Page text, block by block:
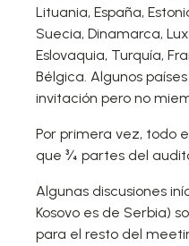
Lituania, España,
Suecia, Dinamarca,
Eslovaquia, Turquía,
Bélgica. Algunos
invitación pero no
Por primera vez, todo
que ¾ partes del
Algunas discusiones
Kosovo es de Serbia)
para el resto del